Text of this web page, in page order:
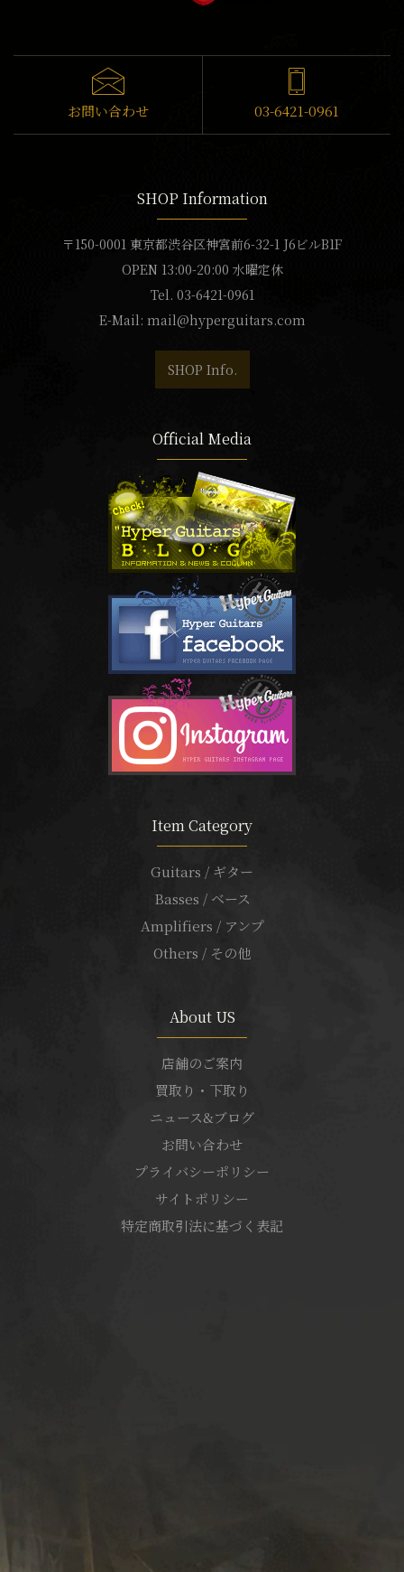
お問い合わせ 03-6421-0961
SHOP Information
〒150-0001 東京都渋谷区神宮前6-32-1 J6ビルB1F
OPEN 13:00-20:00 水曜定休
Tel. 03-6421-0961
E-Mail: mail@hyperguitars.com
SHOP Info.
Official Media
Item Category
Guitars / ギター
Basses / ベース
Amplifiers / アンプ
Others / その他
About US
店舗のご案内
買取り・下取り
ニュース&ブログ
お問い合わせ
プライバシーポリシー
サイトポリシー
特定商取引法に基づく表記